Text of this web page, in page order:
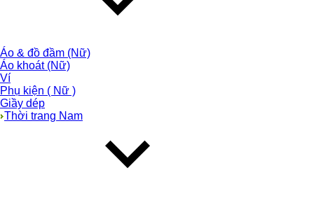
Áo & đồ đầm (Nữ)
Áo khoát (Nữ)
Ví
Phụ kiện ( Nữ )
Giầy dép
Thời trang Nam